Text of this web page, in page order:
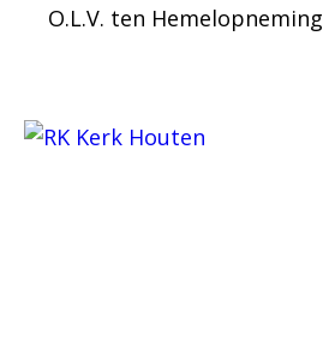
O.L.V. ten Hemelopneming